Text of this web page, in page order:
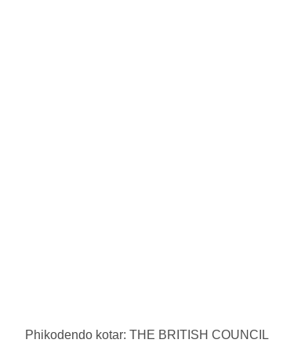
Phikodendo kotar: THE BRITISH COUNCIL